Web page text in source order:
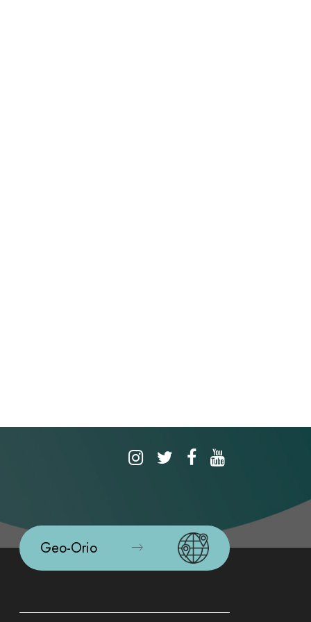
Geo-Orio